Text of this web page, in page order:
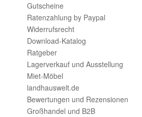
Gutscheine
Ratenzahlung by Paypal
Widerrufsrecht
Download-Katalog
Ratgeber
Lagerverkauf und Ausstellung
Miet-Möbel
landhauswelt.de
Bewertungen und Rezensionen
Großhandel und B2B